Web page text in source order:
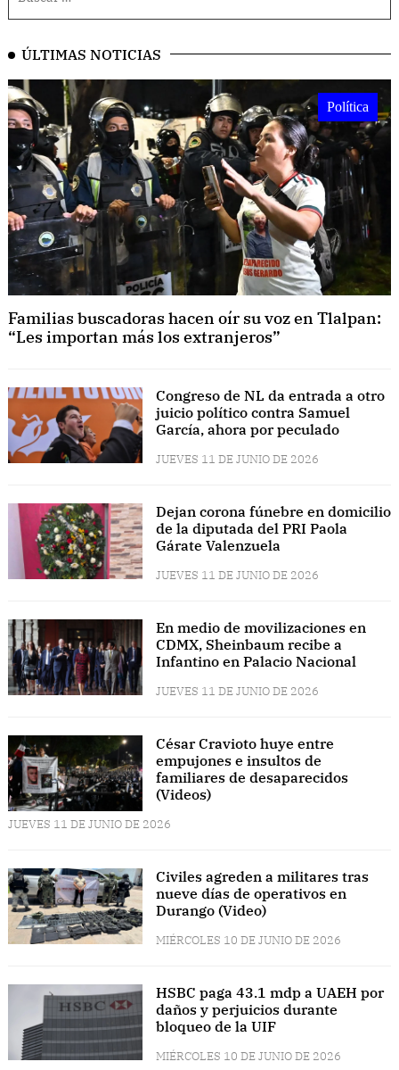
ÚLTIMAS NOTICIAS
Política
Familias buscadoras hacen oír su voz en Tlalpan:
“Les importan más los extranjeros”
Congreso de NL da entrada a otro
juicio político contra Samuel
García, ahora por peculado
JUEVES 11 DE JUNIO DE 2026
Dejan corona fúnebre en domicilio
de la diputada del PRI Paola
Gárate Valenzuela
JUEVES 11 DE JUNIO DE 2026
En medio de movilizaciones en
CDMX, Sheinbaum recibe a
Infantino en Palacio Nacional
JUEVES 11 DE JUNIO DE 2026
César Cravioto huye entre
empujones e insultos de
familiares de desaparecidos
(Videos)
JUEVES 11 DE JUNIO DE 2026
Civiles agreden a militares tras
nueve días de operativos en
Durango (Video)
MIÉRCOLES 10 DE JUNIO DE 2026
HSBC paga 43.1 mdp a UAEH por
daños y perjuicios durante
bloqueo de la UIF
MIÉRCOLES 10 DE JUNIO DE 2026